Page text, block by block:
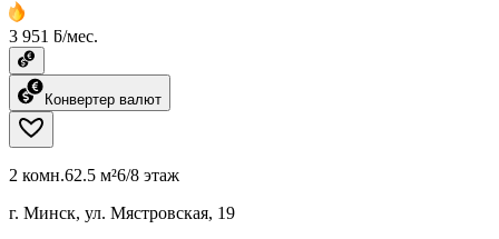
3 951 ƃ/мес.
Конвертер валют
2 комн.62.5 м²6/8 этаж
г. Минск, ул. Мястровская, 19